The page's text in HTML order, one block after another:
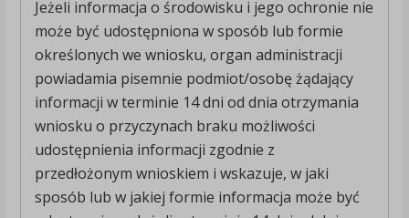
Jeżeli informacja o środowisku i jego ochronie nie
może być udostępniona w sposób lub formie
określonych we wniosku, organ administracji
powiadamia pisemnie podmiot/osobę żądający
informacji w terminie 14 dni od dnia otrzymania
wniosku o przyczynach braku możliwości
udostępnienia informacji zgodnie z
przedłożonym wnioskiem i wskazuje, w jaki
sposób lub w jakiej formie informacja może być